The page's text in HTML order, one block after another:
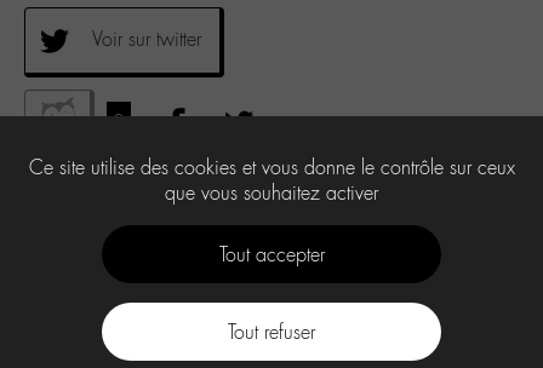
Voir sur twitter
0
Ce site utilise des cookies et vous donne le contrôle sur ceux
que vous souhaitez activer
Tout accepter
Tout refuser